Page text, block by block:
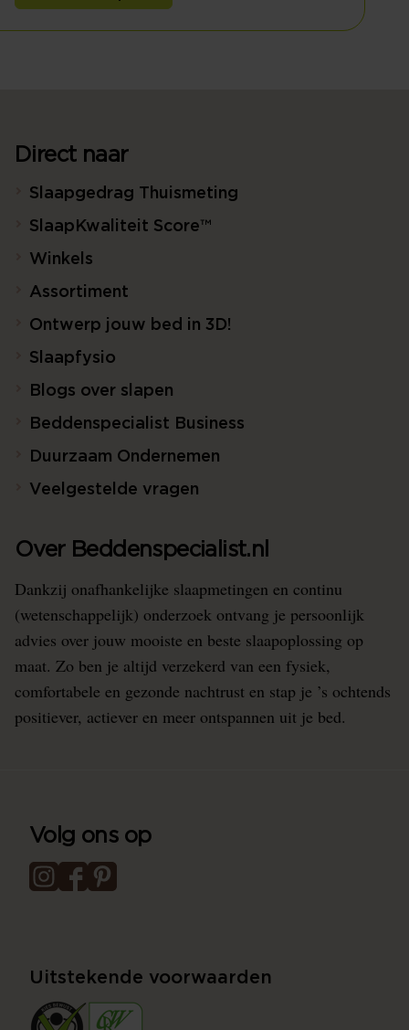
Direct naar
Slaapgedrag Thuismeting
SlaapKwaliteit Score™
Winkels
Assortiment
Ontwerp jouw bed in 3D!
Slaapfysio
Blogs over slapen
Beddenspecialist Business
Duurzaam Ondernemen
Veelgestelde vragen
Over Beddenspecialist.nl
Dankzij onafhankelijke slaapmetingen en continu
(wetenschappelijk) onderzoek ontvang je persoonlijk
advies over jouw mooiste en beste slaapoplossing op
maat. Zo ben je altijd verzekerd van een fysiek,
comfortabele en gezonde nachtrust en stap je ’s ochtends
positiever, actiever en meer ontspannen uit je bed.
Volg ons op
Uitstekende voorwaarden